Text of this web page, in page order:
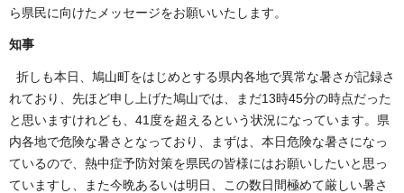
ら県民に向けたメッセージをお願いいたします。
知事
折しも本日、鳩山町をはじめとする県内各地で異常な暑さが記録さ
れており、先ほど申し上げた鳩山では、まだ13時45分の時点だった
と思いますけれども、41度を超えるという状況になっています。県
内各地で危険な暑さとなっており、まずは、本日危険な暑さになっ
ているので、熱中症予防対策を県民の皆様にはお願いしたいと思っ
ていますし、また今晩あるいは明日、この数日間極めて厳しい暑さ